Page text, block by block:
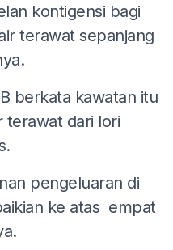
kontigensi bagi
terawat sepanjang
berkata kawatan itu
terawat dari lori
pengeluaran di
ke atas empat